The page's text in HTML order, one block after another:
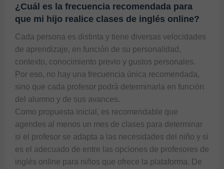
¿Cuál es la frecuencia recomendada para
que mi hijo realice clases de inglés online?
Cada persona es distinta y tiene diversas velocidades
de aprendizaje, en función de su personalidad,
contexto, conocimiento previo y gustos personales.
Por eso, no hay una frecuencia única recomendada,
sino que cada profesor podrá determinarla en función
del alumno y de sus avances.
Como propuesta inicial, es recomendable que
agendes al menos un mes de clases para determinar
si el profesor se adapta a las necesidades del niño y si
es el adecuado de entre las opciones de profesores de
inglés online para niños que ofrece la plataforma. De